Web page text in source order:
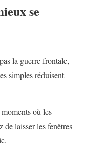
se
la guerre frontale,
simples réduisent
où les
laisser les fenêtres